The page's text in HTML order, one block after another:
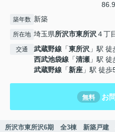
築年数 新築
所在地 埼玉県所沢市東所沢４丁
交通 武蔵野線 「東所沢 」駅
西武池袋線 「清瀬 」駅
武蔵野線 「新座 」駅 徒歩
無料 お
所沢市東所沢6期 全3棟 新築戸建